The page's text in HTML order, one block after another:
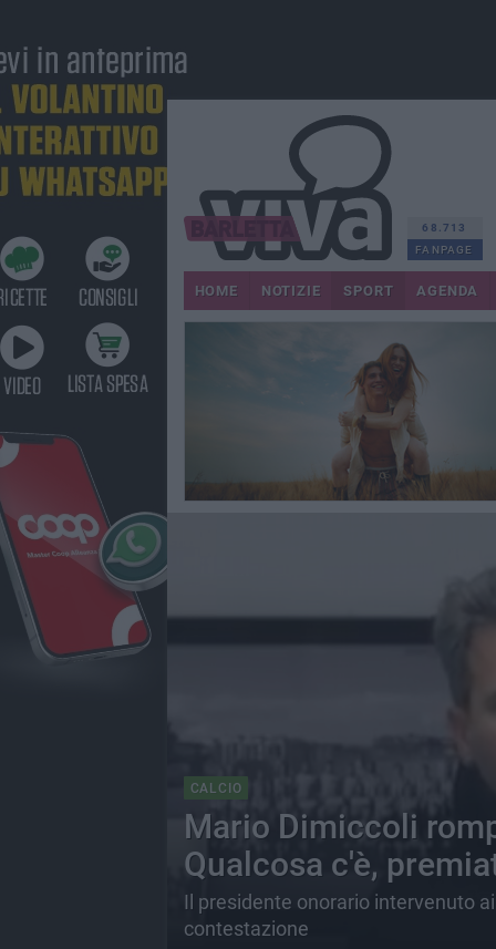
68.713
FANPAGE
HOME NOTIZIE SPORT AGENDA
CALCIO
Mario Dimiccoli
Qualcosa c'è,
Il presidente onorario intervenuto
contestazione